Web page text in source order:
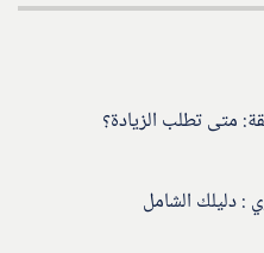
متى تطلب الزيادة؟
: دليلك الشامل